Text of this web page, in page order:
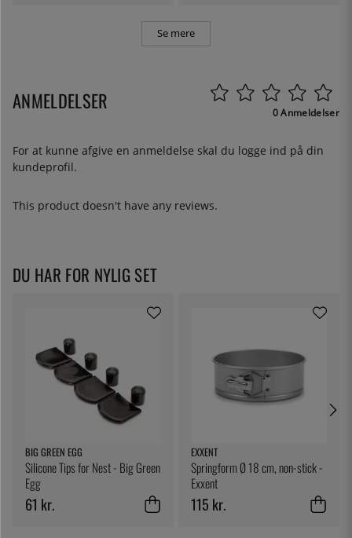
Se mere
ANMELDELSER 0 Anmeldelser
For at kunne afgive en anmeldelse skal du logge ind på din
kundeprofil.
This product doesn't have any reviews.
DU HAR FOR NYLIG SET
BIG GREEN EGG
Silicone Tips for Nest - Big Green
Egg
61 kr.
EXXENT
Springform Ø 18 cm, non-stick -
Exxent
115 kr.